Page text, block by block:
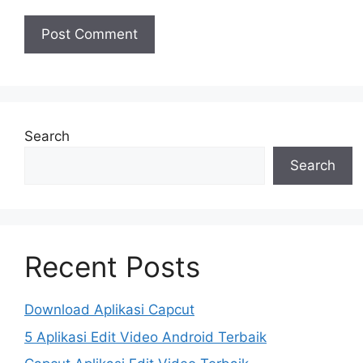
Search
Search
Recent Posts
Download Aplikasi Capcut
5 Aplikasi Edit Video Android Terbaik